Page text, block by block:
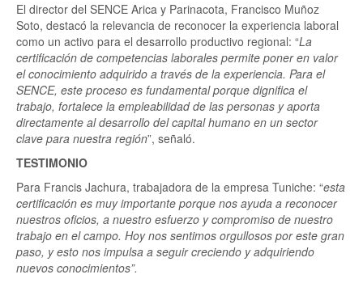
El director del SENCE Arica y Parinacota, Francisco Muñoz
Soto, destacó la relevancia de reconocer la experiencia laboral
como un activo para el desarrollo productivo regional: “La
certificación de competencias laborales permite poner en valor
el conocimiento adquirido a través de la experiencia. Para el
SENCE, este proceso es fundamental porque dignifica el
trabajo, fortalece la empleabilidad de las personas y aporta
directamente al desarrollo del capital humano en un sector
clave para nuestra región”, señaló.
TESTIMONIO
Para Francis Jachura, trabajadora de la empresa Tuniche: “esta
certificación es muy importante porque nos ayuda a reconocer
nuestros oficios, a nuestro esfuerzo y compromiso de nuestro
trabajo en el campo. Hoy nos sentimos orgullosos por este gran
paso, y esto nos impulsa a seguir creciendo y adquiriendo
nuevos conocimientos”.